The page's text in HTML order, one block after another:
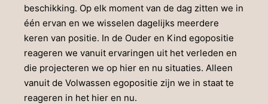
beschikking. Op elk moment van de dag zitten we in
één ervan en we wisselen dagelijks meerdere
keren van positie. In de Ouder en Kind egopositie
reageren we vanuit ervaringen uit het verleden en
die projecteren we op hier en nu situaties. Alleen
vanuit de Volwassen egopositie zijn we in staat te
reageren in het hier en nu.